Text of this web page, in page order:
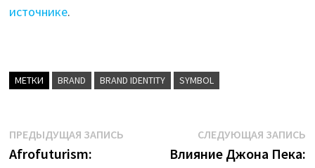
источнике.
МЕТКИ BRAND BRAND IDENTITY SYMBOL
Навигация
ПРЕДЫДУЩАЯ ЗАПИСЬ
Afrofuturism:
СЛЕДУЮЩАЯ ЗАПИСЬ
Влияние Джона Пека: